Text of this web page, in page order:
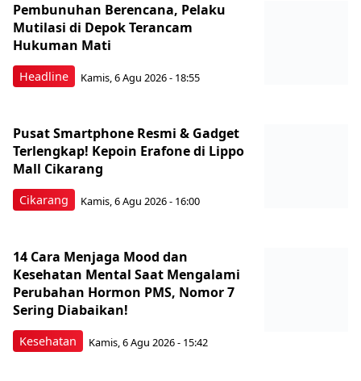
Headline
Pembunuhan Berencana, Pelaku
Mutilasi di Depok Terancam
Hukuman Mati
Kamis, 6 Agu 2026 - 18:55
Cikarang
Pusat Smartphone Resmi & Gadget
Terlengkap! Kepoin Erafone di Lippo
Mall Cikarang
Kamis, 6 Agu 2026 - 16:00
Kesehatan
14 Cara Menjaga Mood dan
Kesehatan Mental Saat Mengalami
Perubahan Hormon PMS, Nomor 7
Sering Diabaikan!
Kamis, 6 Agu 2026 - 15:42